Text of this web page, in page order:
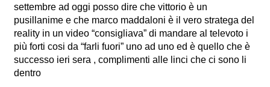
settembre ad oggi posso dire che vittorio è un
pusillanime e che marco maddaloni è il vero stratega del
reality in un video “consigliava” di mandare al televoto i
più forti cosi da “farli fuori” uno ad uno ed è quello che è
successo ieri sera , complimenti alle linci che ci sono li
dentro